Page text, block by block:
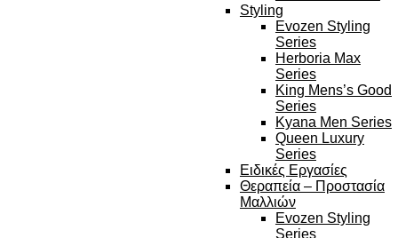
Styling
Evozen Styling
Series
Herboria Max
Series
King Mens’s Good
Series
Kyana Men Series
Queen Luxury
Series
Ειδικές Εργασίες
Θεραπεία – Προστασία
Μαλλιών
Evozen Styling
Series